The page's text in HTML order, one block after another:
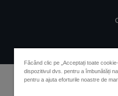
Făcând clic pe „Acceptați toate
dispozitivul dvs. pentru a îmbunătăți
pentru a ajuta eforturile noastre de